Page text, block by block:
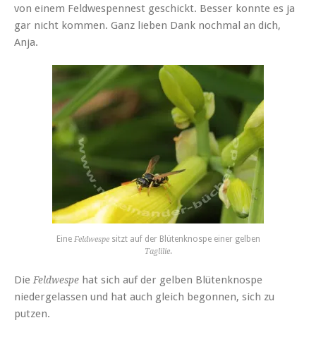
von einem Feldwespennest geschickt. Besser konnte es ja
gar nicht kommen. Ganz lieben Dank nochmal an dich,
Anja.
Eine Feldwespesitzt auf der Blütenknospe einer gelben
Taglilie.
Die Feldwespe hat sich auf der gelben Blütenknospe
niedergelassen und hat auch gleich begonnen, sich zu
putzen.